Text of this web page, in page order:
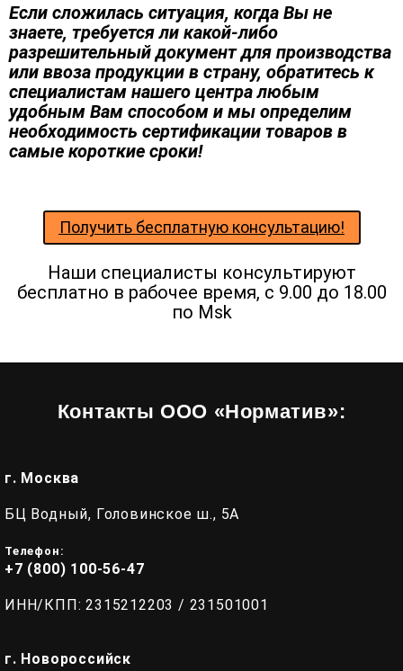
Если сложилась ситуация, когда Вы не
знаете, требуется ли какой-либо
разрешительный документ для производства
или ввоза продукции в страну, обратитесь к
специалистам нашего центра любым
удобным Вам способом и мы определим
необходимость сертификации товаров в
самые короткие сроки!
Получить бесплатную консультацию!
Наши специалисты консультируют
бесплатно в рабочее время, с 9.00 до 18.00
по Msk
Контакты ООО «Норматив»:
г. Москва
БЦ Водный, Головинское ш., 5А
Телефон:
+7 (800) 100-56-47
ИНН/КПП: 2315212203 / 231501001
г. Новороссийск